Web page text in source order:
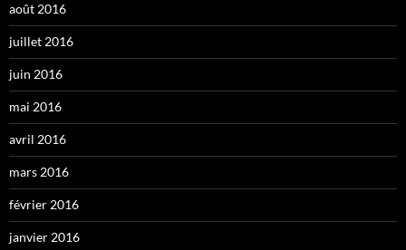
août 2016
juillet 2016
juin 2016
mai 2016
avril 2016
mars 2016
février 2016
janvier 2016